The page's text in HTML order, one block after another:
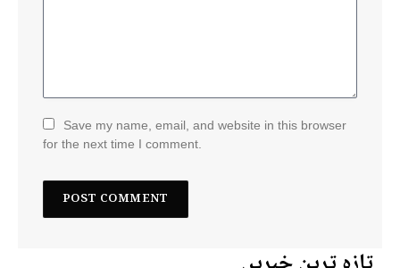
Save my name, email, and website in this browser
for the next time I comment.